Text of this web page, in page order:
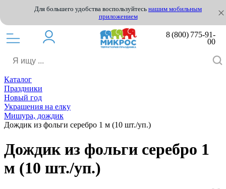
Для большего удобства воспользуйтесь нашим мобильным
приложением
8 (800) 775-91-
00
Каталог
Праздники
Новый год
Украшения на елку
Мишура, дождик
Дождик из фольги серебро 1 м (10 шт./уп.)
Дождик из фольги серебро 1
м (10 шт./уп.)